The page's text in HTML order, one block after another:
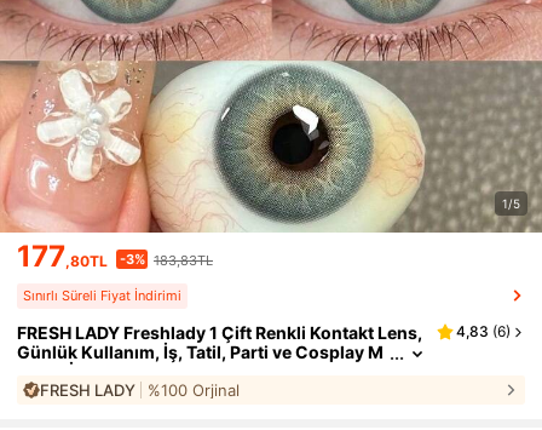
1/5
177,80TL -3% 183,83TL
Sınırlı Süreli Fiyat İndirimi
FRESH LADY Freshlady 1 Çift Renkli Kontakt Lens,
Günlük Kullanım, İş, Tatil, Parti ve Cosplay M
akyajı İçin Uygun, Yıllık Kullanım, 14.50 mm
4,83 (6)
FRESH LADY %100 Orjinal